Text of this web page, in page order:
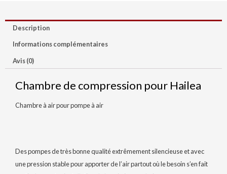
Description
Informations complémentaires
Avis (0)
Chambre de compression pour Hailea
Chambre à air pour pompe à air
Des pompes de très bonne qualité extrêmement silencieuse et avec
une pression stable pour apporter de l’air partout où le besoin s’en fait